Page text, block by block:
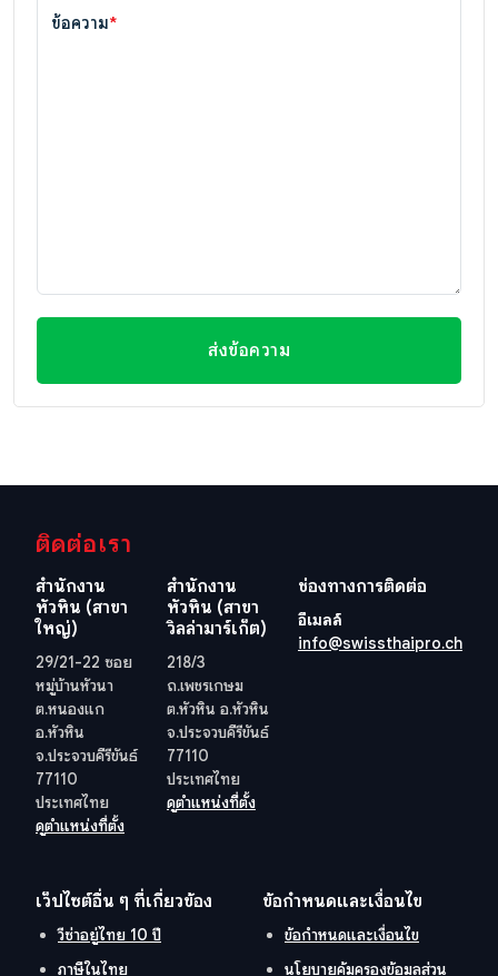
ข้อความ*
ส่งข้อความ
ติดต่อเรา
สำนักงาน
หัวหิน (สาขา
ใหญ่)
29/21-22 ซอย
หมู่บ้านหัวนา
ต.หนองแก
อ.หัวหิน
จ.ประจวบคีรีขันธ์
77110
ประเทศไทย
ดูตำแหน่งที่ตั้ง
สำนักงาน
หัวหิน (สาขา
วิลล่ามาร์เก็ต)
218/3
ถ.เพชรเกษม
ต.หัวหิน อ.หัวหิน
จ.ประจวบคีรีขันธ์
77110
ประเทศไทย
ดูตำแหน่งที่ตั้ง
ช่องทางการติดต่อ
อีเมลล์
info@swissthaipro.ch
เว็ปไซต์อื่น ๆ ที่เกี่ยวข้อง
วีซ่าอยู่ไทย 10 ปี
ภาษีในไทย
ข้อกำหนดและเงื่อนไข
ข้อกำหนดและเงื่อนไข
นโยบายคุ้มครองข้อมูลส่วน